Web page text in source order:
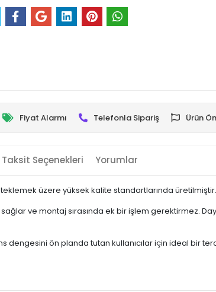
Fiyat Alarmı Telefonla Sipariş Ürün
Taksit Seçenekleri Yorumlar
üzere yüksek kalite standartlarında üretilmiştir.
ve montaj sırasında ek bir işlem gerektirmez.
dengesini ön planda tutan kullanıcılar için ideal bir